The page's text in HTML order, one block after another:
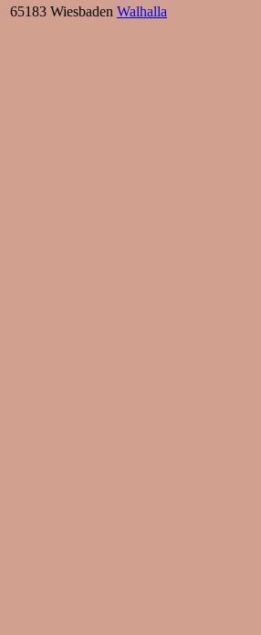
65183 Wiesbaden Walhalla